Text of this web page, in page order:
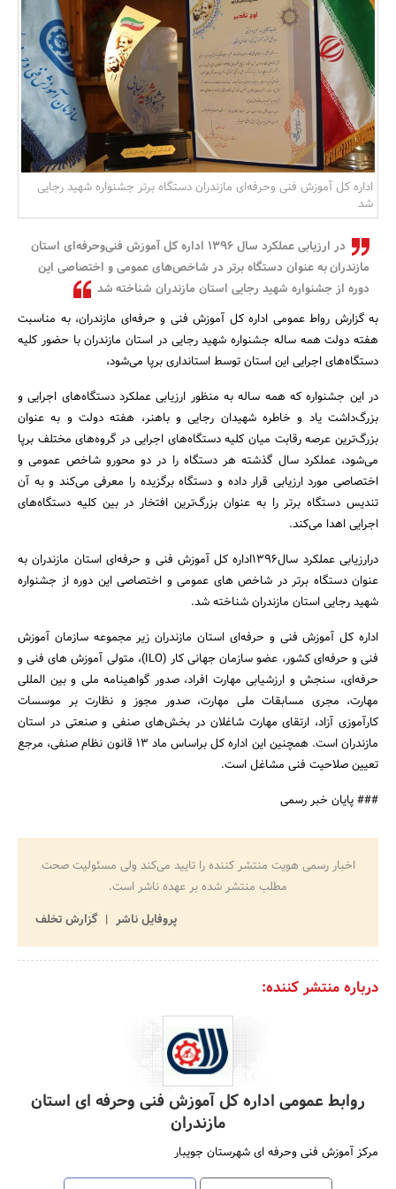
بانک، بیمه و سرمایه
مسکن و ساختمان
جستجو
اداره کل آموزش فنی وحرفه‌ای مازندران دستگاه برتر جشنواره شهید رجایی
شد
در ارزیابی عملکرد سال 1396 اداره کل آموزش فنی‌وحرفه‌ای استان
مازندران به عنوان دستگاه برتر در شاخص‌های عمومی و اختصاصی این
دوره از جشنواره شهید رجایی استان مازندران شناخته شد
به گزارش رواط عمومی اداره کل آموزش فنی و حرفه‌ای مازندران، به مناسبت
هفته دولت همه ساله جشنواره شهید رجایی در استان مازندران با حضور کلیه
دستگاه‌های اجرایی این استان توسط استانداری برپا می‌شود،
در این جشنواره که همه ساله به منظور ارزیابی عملکرد دستگاه‌های اجرایی و
بزرگ‌داشت یاد و خاطره شهیدان رجایی و باهنر، هفته دولت و به عنوان
بزرگ‌ترین عرصه رقابت میان کلیه دستگاه‌های اجرایی در گروه‌های مختلف برپا
می‌شود، عملکرد سال گذشته هر دستگاه را در دو محورو شاخص عمومی و
اختصاصی مورد ارزیابی قرار داده و دستگاه برگزیده را معرفی می‌کند و به آن
تندیس دستگاه برتر را به عنوان بزرگ‌ترین افتخار در بین کلیه دستگاه‌های
اجرایی اهدا می‌کند.
درارزیابی عملکرد سال1396اداره کل آموزش فنی و حرفه‌ای استان مازندران به
عنوان دستگاه برتر در شاخص های عمومی و اختصاصی این دوره از جشنواره
شهید رجایی استان مازندران شناخته شد.
اداره کل آموزش فنی و حرفه‌ای استان مازندران زیر مجموعه سازمان آموزش
فنی و حرفه‌ای کشور، عضو سازمان جهانی کار (ILO)، متولی آموزش های فنی و
حرفه‌ای، سنجش و ارزشیابی مهارت افراد، صدور گواهینامه ملی و بین المللی
مهارت، مجری مسابقات ملی مهارت، صدور مجوز و نظارت بر موسسات
کارآموزی آزاد، ارتقای مهارت شاغلان در بخش‌های صنفی و صنعتی در استان
مازندران است. همچنین این اداره کل براساس ماد 13 قانون نظام صنفی، مرجع
تعیین صلاحیت فنی مشاغل است.
### پایان خبر رسمی
اخبار رسمی هویت منتشر کننده را تایید می‌کند ولی مسئولیت صحت
مطلب منتشر شده بر عهده ناشر است.
پروفایل ناشر
گزارش تخلف
درباره منتشر کننده:
روابط عمومی اداره کل آموزش فنی وحرفه ای استان
مازندران
مرکز آموزش فنی وحرفه ای شهرستان جویبار